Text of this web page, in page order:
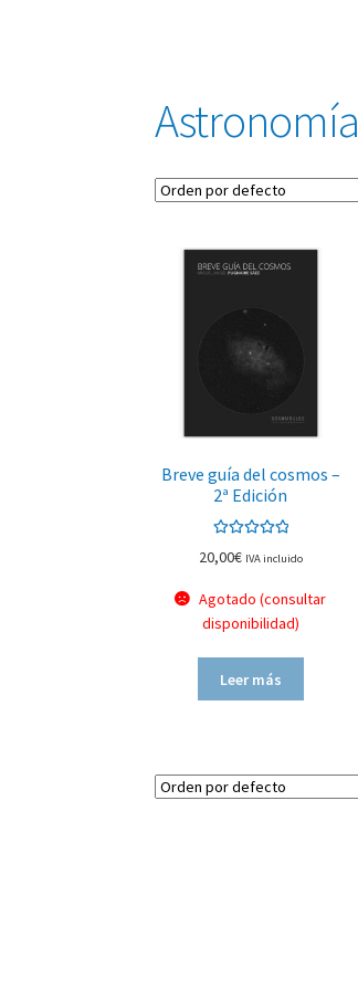
Astronomía
Breve guía del cosmos –
2ª Edición
5.00 de 5
20,00€ IVA incluido
Agotado (consultar
disponibilidad)
Leer más